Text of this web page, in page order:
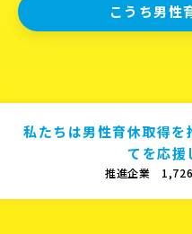
こうち男性
私たちは男性育休取得
てを応援
推進企業 1,726